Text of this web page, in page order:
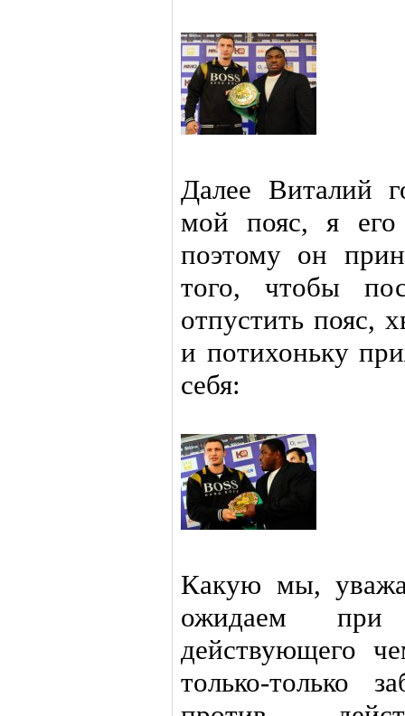
Далее Виталий
мой пояс, я его
поэтому он
того, чтобы
отпустить пояс,
и потихоньку
себя:
Какую мы,
ожидаем
действующего
только-только